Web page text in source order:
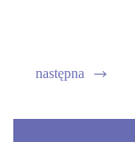
następna